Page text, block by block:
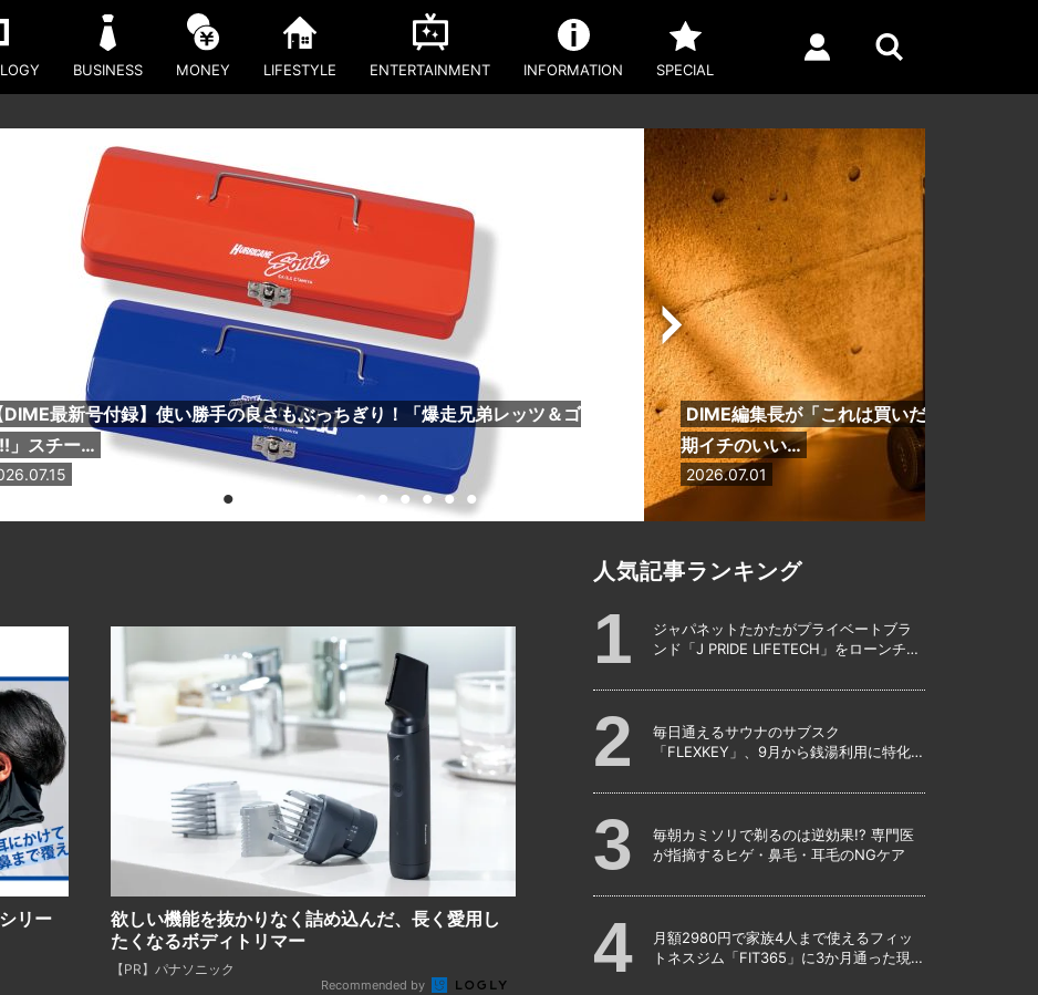
BUSINESS MONEY LIFESTYLE ENTERTAINMENT INFORMATION SPECIAL
DIME最新号付録】使い勝手の良さもぶっちぎり！「爆走兄弟レッツ＆ゴ
」スチー…
DIME編集長が「これは買いだ」と断言！
期イチのいい…
2026.07.01
リー
欲しい機能を抜かりなく詰め込んだ、長く愛用し
たくなるボディトリマー
【PR】パナソニック
Recommended by
人気記事ランキング
ジャパネットたかたがプライベートブラ
ンド「J PRIDE LIFETECH」をローンチ、
機
毎日通えるサウナのサブスク
「FLEXKEY」、9月から銭湯利用に特化し
毎朝カミソリで剃るのは逆効果!? 専門医
が指摘するヒゲ・鼻毛・耳毛のNGケア
月額2980円で家族4人まで使えるフィッ
トネスジム「FIT365」に3か月通った現在